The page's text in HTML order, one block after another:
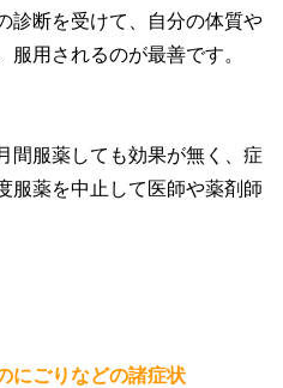
診断を受けて、自分の体質や
用されるのが最善です。
間服薬しても効果が無く、症
服薬を中止して医師や薬剤師
にごりなどの諸症状